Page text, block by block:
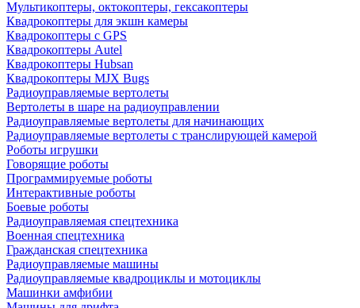
Мультикоптеры, октокоптеры, гексакоптеры
Квадрокоптеры для экшн камеры
Квадрокоптеры с GPS
Квадрокоптеры Autel
Квадрокоптеры Hubsan
Квадрокоптеры MJX Bugs
Радиоуправляемые вертолеты
Вертолеты в шаре на радиоуправлении
Радиоуправляемые вертолеты для начинающих
Радиоуправляемые вертолеты с транслирующей камерой
Роботы игрушки
Говорящие роботы
Программируемые роботы
Интерактивные роботы
Боевые роботы
Радиоуправляемая спецтехника
Военная спецтехника
Гражданская спецтехника
Радиоуправляемые машины
Радиоуправляемые квадроциклы и мотоциклы
Машинки амфибии